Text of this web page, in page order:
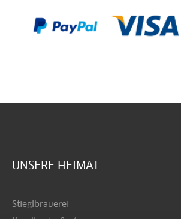
UNSERE HEIMAT
Stieglbrauerei